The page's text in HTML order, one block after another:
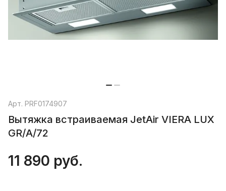
Арт. PRF0174907
Вытяжка встраиваемая JetAir VIERA LUX
GR/A/72
11 890 руб.